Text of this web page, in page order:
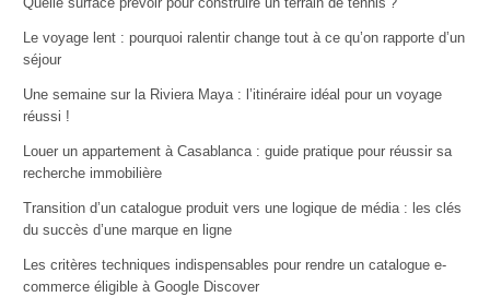
Le voyage lent : pourquoi ralentir change tout à ce qu’on rapporte d’un
séjour
Une semaine sur la Riviera Maya : l’itinéraire idéal pour un voyage
réussi !
Louer un appartement à Casablanca : guide pratique pour réussir sa
recherche immobilière
Transition d’un catalogue produit vers une logique de média : les clés
du succès d’une marque en ligne
Les critères techniques indispensables pour rendre un catalogue e-
commerce éligible à Google Discover